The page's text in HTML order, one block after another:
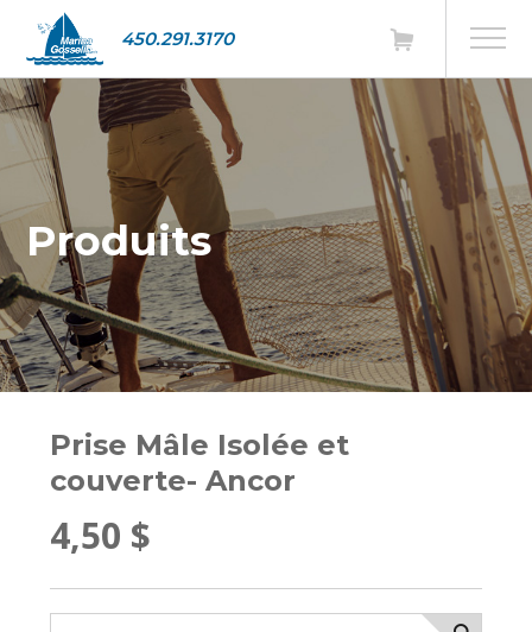
450.291.3170
Produits
Prise Mâle Isolée et
couverte- Ancor
4,50 $